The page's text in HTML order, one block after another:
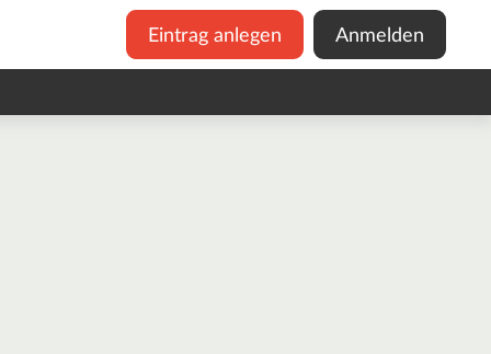
Eintrag anlegen Anmelden